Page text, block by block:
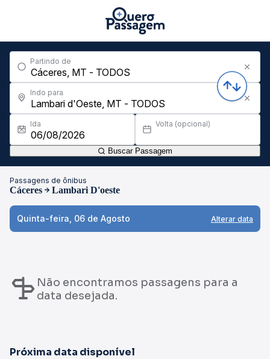
Partindo de
Indo para
Ida Volta (opcional)
Buscar Passagem
Passagens de ônibus
Cáceres Lambari D'oeste
Quinta-feira, 06 de Agosto Alterar data
Não encontramos passagens para a
data desejada.
Próxima data disponível